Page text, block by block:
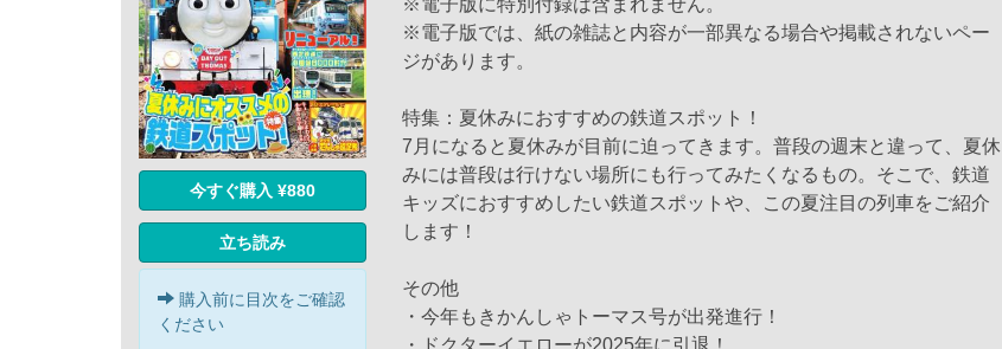
今すぐ購入 ¥880
立ち読み
購入前に目次をご確認
ください
※電子版に特別付録は含まれません。
※電子版では、紙の雑誌と内容が一部異なる場合や掲載されないペー
ジがあります。
特集：夏休みにおすすめの鉄道スポット！
7月になると夏休みが目前に迫ってきます。普段の週末と違って、夏休
みには普段は行けない場所にも行ってみたくなるもの。そこで、鉄道
キッズにおすすめしたい鉄道スポットや、この夏注目の列車をご紹介
します！
その他
・今年もきかんしゃトーマス号が出発進行！
・ドクターイエローが2025年に引退！